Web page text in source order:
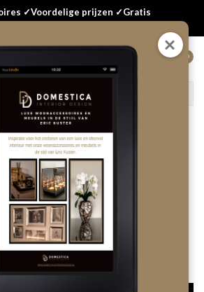
✓Voordelige prijzen ✓Gratis
5
voor het
Door Domestica Interior Design